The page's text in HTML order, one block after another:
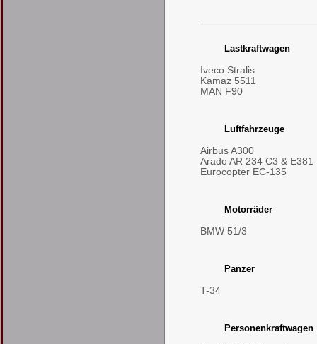
Lastkraftwagen
Iveco Stralis
Kamaz 5511
MAN F90
Luftfahrzeuge
Airbus A300
Arado AR 234 C3 & E381
Eurocopter EC-135
Motorräder
BMW 51/3
Panzer
T-34
Personenkraftwagen